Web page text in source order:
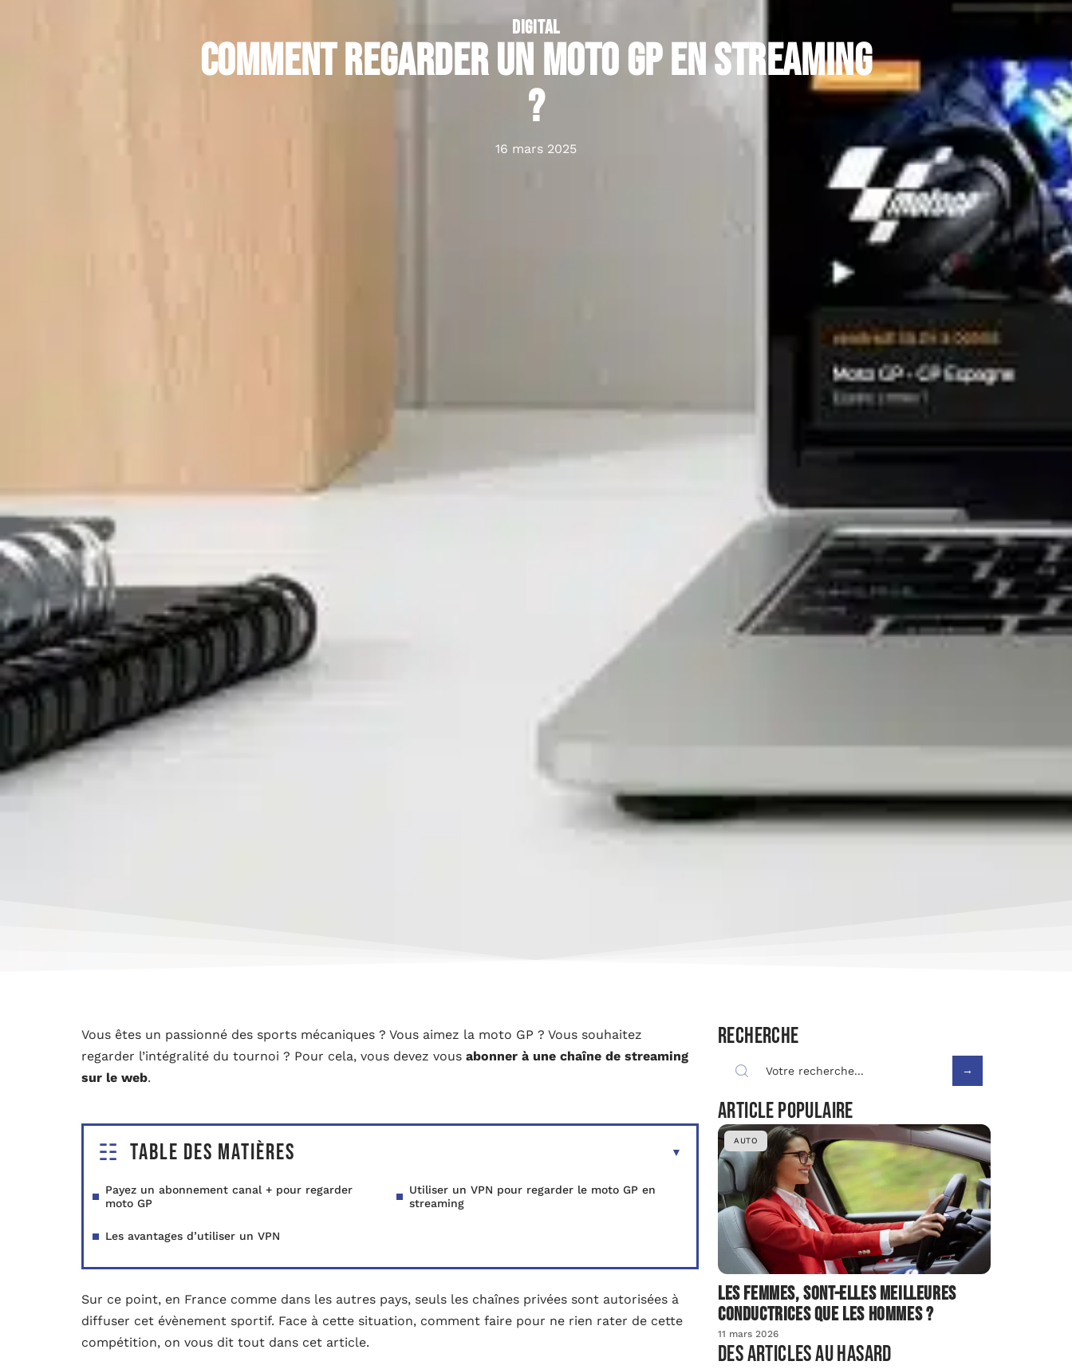
DIGITAL
Comment regarder un moto GP en streaming
?
16 mars 2025
Vous êtes un passionné des sports mécaniques ? Vous aimez la moto GP ? Vous souhaitez
regarder l’intégralité du tournoi ? Pour cela, vous devez vous abonner à une chaîne de streaming
sur le web.
Table des matières
Payez un abonnement canal + pour regarder
moto GP
Utiliser un VPN pour regarder le moto GP en
streaming
Les avantages d’utiliser un VPN
Sur ce point, en France comme dans les autres pays, seuls les chaînes privées sont autorisées à
diffuser cet évènement sportif. Face à cette situation, comment faire pour ne rien rater de cette
compétition, on vous dit tout dans cet article.
Recherche
Article populaire
AUTO
Les femmes, sont-elles meilleures
conductrices que les hommes ?
11 mars 2026
Des articles au hasard